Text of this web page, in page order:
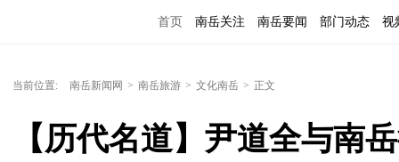
首页 南岳关注 南岳要闻 部门动态 视
当前位置: 南岳新闻网 > 南岳旅游 > 文化南岳 > 正文
【历代名道】尹道全与南